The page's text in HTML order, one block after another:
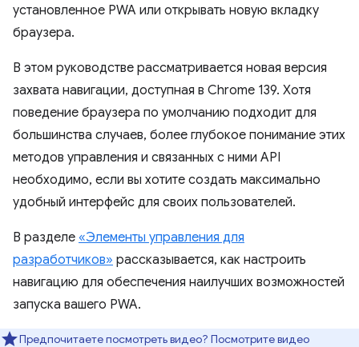
установленное PWA или открывать новую вкладку
браузера.
В этом руководстве рассматривается новая версия
захвата навигации, доступная в Chrome 139. Хотя
поведение браузера по умолчанию подходит для
большинства случаев, более глубокое понимание этих
методов управления и связанных с ними API
необходимо, если вы хотите создать максимально
удобный интерфейс для своих пользователей.
В разделе «Элементы управления для
разработчиков» рассказывается, как настроить
навигацию для обеспечения наилучших возможностей
запуска вашего PWA.
Предпочитаете посмотреть видео? Посмотрите видео